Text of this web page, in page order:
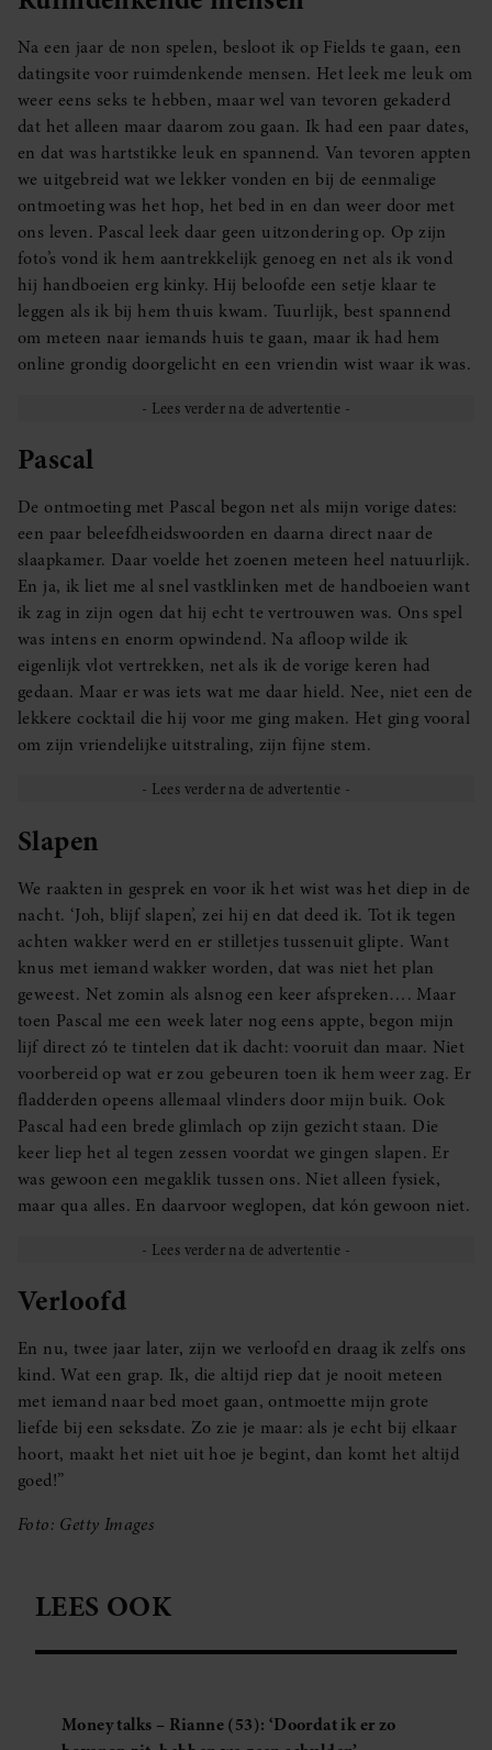
Na een jaar de non spelen, besloot ik op Fields te gaan, een
datingsite voor ruimdenkende mensen. Het leek me leuk om
weer eens seks te hebben, maar wel van tevoren gekaderd
dat het alleen maar daarom zou gaan. Ik had een paar dates,
en dat was hartstikke leuk en spannend. Van tevoren appten
we uitgebreid wat we lekker vonden en bij de eenmalige
ontmoeting was het hop, het bed in en dan weer door met
ons leven. Pascal leek daar geen uitzondering op. Op zijn
foto’s vond ik hem aantrekkelijk genoeg en net als ik vond
hij handboeien erg kinky. Hij beloofde een setje klaar te
leggen als ik bij hem thuis kwam. Tuurlijk, best spannend
om meteen naar iemands huis te gaan, maar ik had hem
online grondig doorgelicht en een vriendin wist waar ik was.
Pascal
De ontmoeting met Pascal begon net als mijn vorige dates:
een paar beleefdheidswoorden en daarna direct naar de
slaapkamer. Daar voelde het zoenen meteen heel natuurlijk.
En ja, ik liet me al snel vastklinken met de handboeien want
ik zag in zijn ogen dat hij echt te vertrouwen was. Ons spel
was intens en enorm opwindend. Na afloop wilde ik
eigenlijk vlot vertrekken, net als ik de vorige keren had
gedaan. Maar er was iets wat me daar hield. Nee, niet een de
lekkere cocktail die hij voor me ging maken. Het ging vooral
om zijn vriendelijke uitstraling, zijn fijne stem.
Slapen
We raakten in gesprek en voor ik het wist was het diep in de
nacht. ‘Joh, blijf slapen’, zei hij en dat deed ik. Tot ik tegen
achten wakker werd en er stilletjes tussenuit glipte. Want
knus met iemand wakker worden, dat was niet het plan
geweest. Net zomin als alsnog een keer afspreken…. Maar
toen Pascal me een week later nog eens appte, begon mijn
lijf direct zó te tintelen dat ik dacht: vooruit dan maar. Niet
voorbereid op wat er zou gebeuren toen ik hem weer zag. Er
fladderden opeens allemaal vlinders door mijn buik. Ook
Pascal had een brede glimlach op zijn gezicht staan. Die
keer liep het al tegen zessen voordat we gingen slapen. Er
was gewoon een megaklik tussen ons. Niet alleen fysiek,
maar qua alles. En daarvoor weglopen, dat kón gewoon niet.
Verloofd
En nu, twee jaar later, zijn we verloofd en draag ik zelfs ons
kind. Wat een grap. Ik, die altijd riep dat je nooit meteen
met iemand naar bed moet gaan, ontmoette mijn grote
liefde bij een seksdate. Zo zie je maar: als je echt bij elkaar
hoort, maakt het niet uit hoe je begint, dan komt het altijd
goed!”
Foto: Getty Images
LEES OOK
Money talks – Rianne (53): ‘Doordat ik er zo